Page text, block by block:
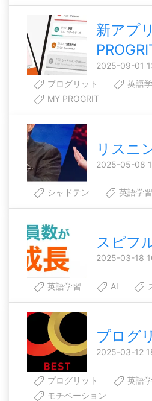
新アプ
2025-09-01
プログリット
英語
MY PROGRIT
リスニ
2025-05-08
シャドテン 英語学習
スピフ
2025-03-18
英語学習 AI
プログ
2025-03-12
プログリット
英語
モチベーション